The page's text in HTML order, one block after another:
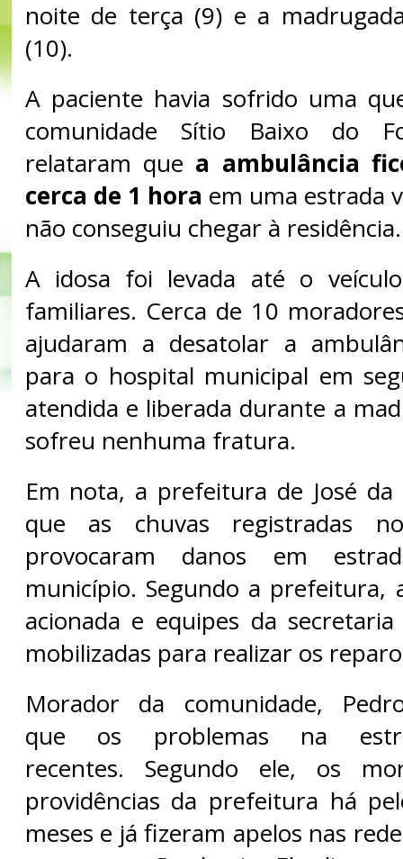
noite de terça (9) e a
(10).
A paciente havia sofrido uma
comunidade Sítio Baixo do
relataram que a ambulância
cerca de 1 hora em uma estrada
não conseguiu chegar à residência.
A idosa foi levada até o
familiares. Cerca de 10
ajudaram a desatolar a
para o hospital municipal em
atendida e liberada durante a
sofreu nenhuma fratura.
Em nota, a prefeitura de José
que as chuvas registradas
provocaram danos em
município. Segundo a prefeitura,
acionada e equipes da
mobilizadas para realizar os
Morador da comunidade,
que os problemas na
recentes. Segundo ele, os
providências da prefeitura há
meses e já fizeram apelos nas